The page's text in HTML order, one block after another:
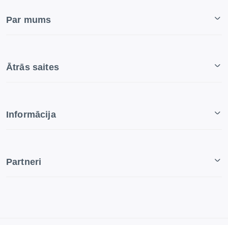
Par mums
Ātrās saites
Informācija
Partneri